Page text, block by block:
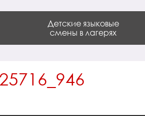
Детские языковые
смены в лагерях